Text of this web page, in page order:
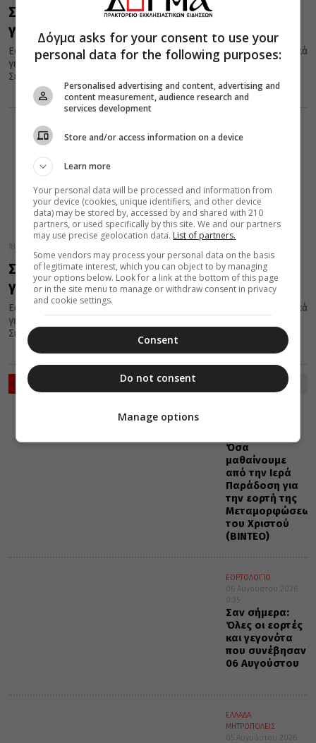
Σαν σήμερα 18 Σεπτεμβρίου… Εορτές και
γεγονότα
Εορτές της Ορθοδοξίας, σημαντικά ιστορικά, πολιτικά, κοινωνικά
γεγονότα, γεννήσεις και θάνατοι που συνέβησαν σαν σήμερα 18
Σεπτεμβρίου.
18 Σεπτεμβρίου 2016
Σαν σήμερα 18 Σεπτεμβρίου: Εορτές και
γεγονότα
Εορτές της Ορθοδοξίας, σημαντικά ιστορικά, πολιτικά, κοινωνικά
γεγονότα, γεννήσεις και θάνατοι που συνέβησαν σαν σήμερα 18
Σεπτεμβρίου.
ΡΟΗ ΕΙΔΗΣΕΩΝ
Όσα
μαθαίνουμε
από την Ιερά
Παράδοση για
την εορτή της
Μεταμορφώσεως
του Χριστού
(ΒΙΝΤΕΟ)
ΕΟΡΤΟΛΟΓΙΟ
06 Αυγούστου 2026
0:35
Σαν σήμερα:
Όλες οι εορτές
και γεγονότα
που συνέβησαν
06 Αυγούστου
ΕΛΛΑΔΑ
ΜΗΤΡΟΠΟΛΕΙΣ
05 Αυγούστου 2026
Δόγμα asks for your consent to use your
personal data for the following purposes:
Personalised advertising and content, advertising and
content measurement, audience research and
services development
Store and/or access information on a device
Learn more
Your personal data will be processed and information from
your device (cookies, unique identifiers, and other device
data) may be stored by, accessed by and shared with 210
partners, or used specifically by this site. We and our partners
may use precise geolocation data. List of partners.
Some vendors may process your personal data on the basis
of legitimate interest, which you can object to by managing
your options below. Look for a link at the bottom of this page
or in the site menu to manage or withdraw consent in privacy
and cookie settings.
Consent
Do not consent
Manage options